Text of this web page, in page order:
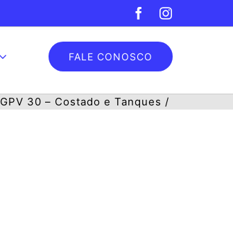
Facebook
FALE CONOSCO
GPV 30 – Costado e Tanques